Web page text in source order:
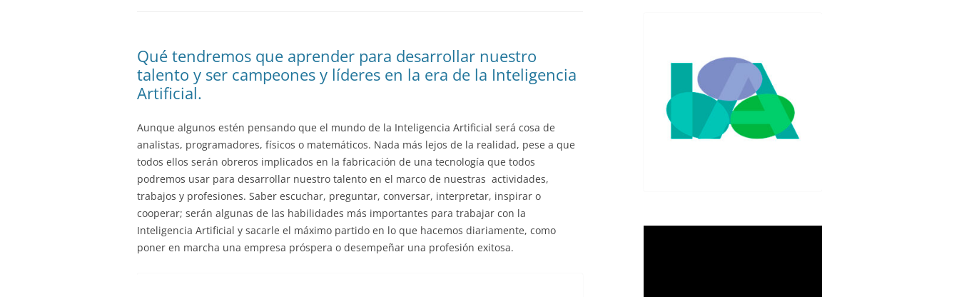
CÓMO CREAR 1.000.000 DE
NUEVOS EMPRENDEDORES EN TU
GESTIÓN DEL CONOCIMIENTO EN
Qué tendremos que aprender para desarrollar nuestro
talento y ser campeones y líderes en la era de la Inteligencia
Artificial.
Aunque algunos estén pensando que el mundo de la Inteligencia Artificial será cosa de
analistas, programadores, físicos o matemáticos. Nada más lejos de la realidad, pese a que
todos ellos serán obreros implicados en la fabricación de una tecnología que todos
podremos usar para desarrollar nuestro talento en el marco de nuestras actividades,
trabajos y profesiones. Saber escuchar, preguntar, conversar, interpretar, inspirar o
cooperar; serán algunas de las habilidades más importantes para trabajar con la
Inteligencia Artificial y sacarle el máximo partido en lo que hacemos diariamente, como
poner en marcha una empresa próspera o desempeñar una profesión exitosa.